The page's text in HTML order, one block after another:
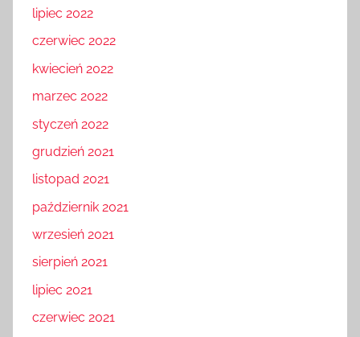
lipiec 2022
czerwiec 2022
kwiecień 2022
marzec 2022
styczeń 2022
grudzień 2021
listopad 2021
październik 2021
wrzesień 2021
sierpień 2021
lipiec 2021
czerwiec 2021